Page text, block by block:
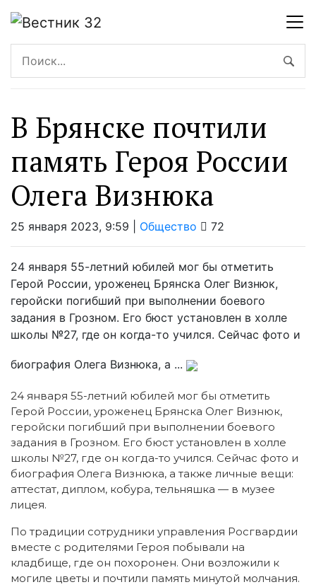
В Брянске почтили
память Героя России
Олега Визнюка
25 января 2023, 9:59 | Общество 72
24 января 55-летний юбилей мог бы отметить
Герой России, уроженец Брянска Олег Визнюк,
геройски погибший при выполнении боевого
задания в Грозном. Его бюст установлен в холле
школы №27, где он когда-то учился. Сейчас фото и
биография Олега Визнюка, а ...
24 января 55-летний юбилей мог бы отметить
Герой России, уроженец Брянска Олег Визнюк,
геройски погибший при выполнении боевого
задания в Грозном. Его бюст установлен в холле
школы №27, где он когда-то учился. Сейчас фото и
биография Олега Визнюка, а также личные вещи:
аттестат, диплом, кобура, тельняшка — в музее
лицея.
По традиции сотрудники управления Росгвардии
вместе с родителями Героя побывали на
кладбище, где он похоронен. Они возложили к
могиле цветы и почтили память минутой молчания.